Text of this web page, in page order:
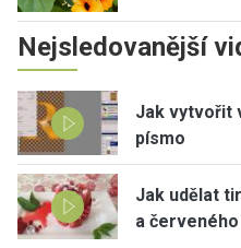
Nejsledovanější
Jak vytvořit
písmo
Jak udělat
a